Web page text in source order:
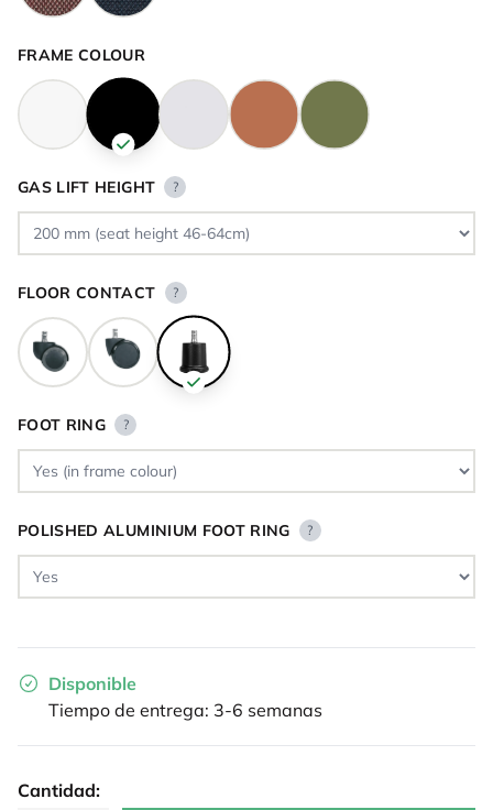
FRAME COLOUR
GAS LIFT HEIGHT ?
FLOOR CONTACT ?
FOOT RING ?
POLISHED ALUMINIUM FOOT RING ?
Disponible
Tiempo de entrega: 3-6 semanas
Cantidad: